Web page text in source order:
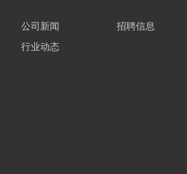
公司新闻
行业动态
招聘信息